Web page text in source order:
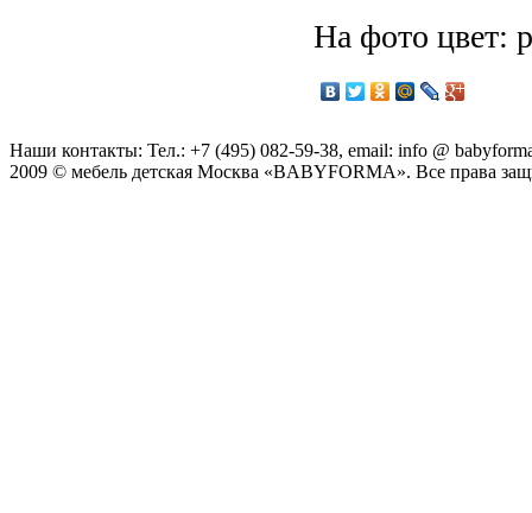
На фото цвет:
Наши контакты: Тел.: +7 (495) 082-59-38, email: info @
2009 © мебель детская Москва «BABYFORMA». Все права